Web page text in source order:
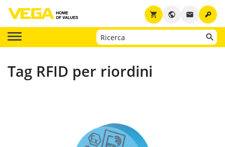
key
email
public
shopping_cart
Tag RFID per riordini